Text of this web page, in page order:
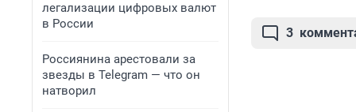
легализации цифровых валют
в России
Россиянина арестовали за
звезды в Telegram — что он
натворил
3